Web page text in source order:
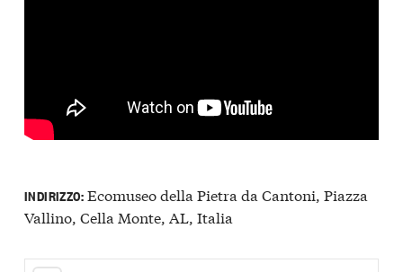
INDIRIZZO:Ecomuseo della Pietra da Cantoni, Piazza
Vallino, Cella Monte, AL, Italia